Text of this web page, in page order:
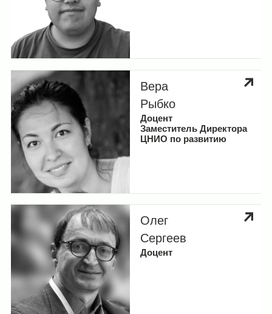
Вера
Рыбко
Доцент
Заместитель Директора
ЦНИО по развитию
Олег
Сергеев
Доцент